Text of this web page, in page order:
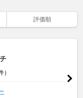
評価順
）